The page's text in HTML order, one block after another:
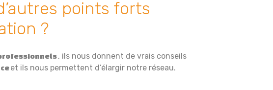
points forts
?
, ils nous donnent de vrais conseils
et ils nous permettent d’élargir notre réseau.